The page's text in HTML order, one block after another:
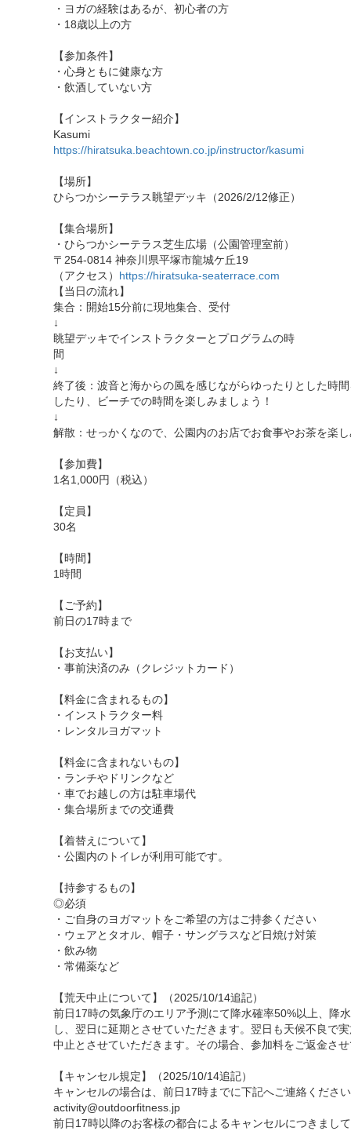
・ヨガの経験はあるが、初心者の方
・18歳以上の方
【参加条件】
・心身ともに健康な方
・飲酒していない方
【インストラクター紹介】
Kasumi
https://hiratsuka.beachtown.co.jp/instructor/kasumi
【場所】
ひらつかシーテラス眺望デッキ（2026/2/12修正）
【集合場所】
・ひらつかシーテラス芝生広場（公園管理室前）
〒254-0814 神奈川県平塚市龍城ケ丘19
（アクセス） https://hiratsuka-seaterrace.com
【当日の流れ】
集合：開始15分前に現地集合、受付
↓
眺望デッキでインストラクターとプログラムの時
↓
終了後：波音と海からの風を感じながらゆったりとした時
したり、ビーチでの時間を楽しみましょう！
↓
解散：せっかくなので、公園内のお店でお食事やお茶を楽
【参加費】
1名1,000円（税込）
【定員】
30名
【時間】
1時間
【ご予約】
前日の17時まで
【お支払い】
・事前決済のみ（クレジットカード）
【料金に含まれるもの】
・インストラクター料
・レンタルヨガマット
【料金に含まれないもの】
・ランチやドリンクなど
・車でお越しの方は駐車場代
・集合場所までの交通費
【着替えについて】
・公園内のトイレが利用可能です。
【持参するもの】
◎必須
・ご自身のヨガマットをご希望の方はご持参ください
・ウェアとタオル、帽子・サングラスなど日焼け対策
・飲み物
・常備薬など
【荒天中止について】（2025/10/14追記）
前日17時の気象庁のエリア予測にて降水確率50%以上、降
し、翌日に延期とさせていただきます。翌日も天候不良で
中止とさせていただきます。その場合、参加料をご返金さ
【キャンセル規定】（2025/10/14追記）
キャンセルの場合は、前日17時までに下記へご連絡ください
activity@outdoorfitness.jp
前日17時以降のお客様の都合によるキャンセルにつきまし